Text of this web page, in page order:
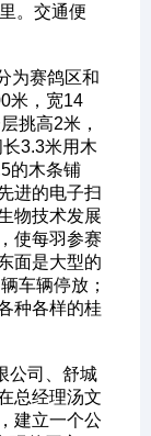
。交通便
为赛鸽区和
米，宽14
挑高2米，
3.3米用木
的木条铺
进的电子扫
物技术发展
使每羽参赛
面是大型的
车辆停放；
种各样的桂
司、舒城
总经理汤文
建立一个公